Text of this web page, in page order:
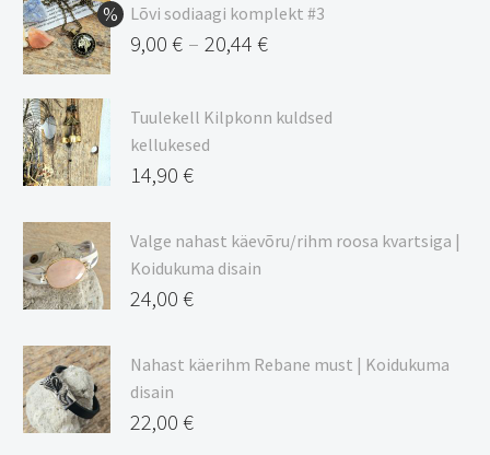
Lõvi sodiaagi komplekt #3
9,00 € – 20,44 €
9,00 €
kuni
20,44 €
Tuulekell Kilpkonn kuldsed
kellukesed
14,90 €
Valge nahast käevõru/rihm roosa kvartsiga |
Koidukuma disain
24,00 €
Nahast käerihm Rebane must | Koidukuma
disain
22,00 €